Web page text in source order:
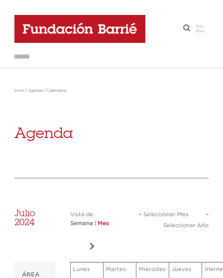
·
GAL-
ENG
Inicio / Agenda / Calendario
Agenda
Julio
2024
Vista de:
Semana
Mes
Seleccionar Mes
Seleccionar Año
ÁREA
Lunes Martes Miércoles Jueves